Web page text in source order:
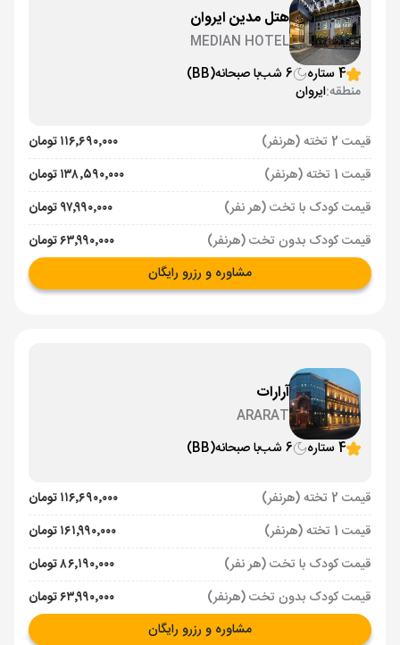
هتل مدین ایروان
MEDIAN HOTEL
4 ستاره
6 شب با صبحانه(BB)
منطقه:ایروان
قیمت 2 تخته (هرنفر)
۱۱۶٬۶۹۰٬۰۰۰ تومان
قیمت 1 تخته (هرنفر)
۱۳۸٬۵۹۰٬۰۰۰ تومان
قیمت کودک با تخت (هر نفر)
۹۷٬۹۹۰٬۰۰۰ تومان
قیمت کودک بدون تخت (هرنفر)
۶۳٬۹۹۰٬۰۰۰ تومان
مشاوره و رزرو رایگان
آرارات
ARARAT
4 ستاره
6 شب با صبحانه(BB)
قیمت 2 تخته (هرنفر)
۱۱۶٬۶۹۰٬۰۰۰ تومان
قیمت 1 تخته (هرنفر)
۱۶۱٬۹۹۰٬۰۰۰ تومان
قیمت کودک با تخت (هر نفر)
۸۶٬۱۹۰٬۰۰۰ تومان
قیمت کودک بدون تخت (هرنفر)
۶۳٬۹۹۰٬۰۰۰ تومان
مشاوره و رزرو رایگان